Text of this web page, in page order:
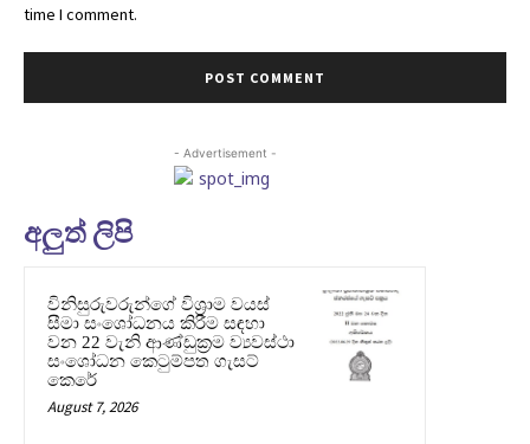
time I comment.
- Advertisement -
අලුත් ලිපි
විනිසුරුවරුන්ගේ විශ්‍රාම වයස්
සීමා සංශෝධනය කිරීම සඳහා
වන 22 වැනි ආණ්ඩුක්‍රම ව්‍යවස්ථා
සංශෝධන කෙටුම්පත ගැසට්
කෙරේ
August 7, 2026